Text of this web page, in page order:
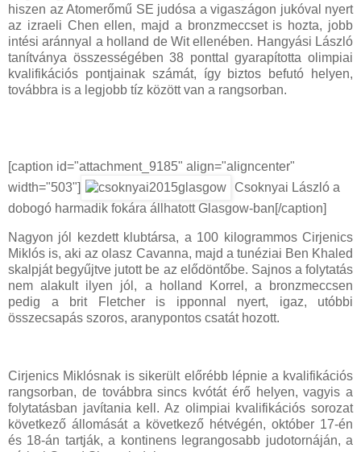
hiszen az Atomerőmű SE judósa a vigaszágon jukóval nyert
az izraeli Chen ellen, majd a bronzmeccset is hozta, jobb
intési aránnyal a holland de Wit ellenében. Hangyási László
tanítványa összességében 38 ponttal gyarapította olimpiai
kvalifikációs pontjainak számát, így biztos befutó helyen,
továbbra is a legjobb tíz között van a rangsorban.
[caption id="attachment_9185" align="aligncenter"
width="503"]
Csoknyai László a
dobogó harmadik fokára állhatott Glasgow-ban[/caption]
Nagyon jól kezdett klubtársa, a 100 kilogrammos Cirjenics
Miklós is, aki az olasz Cavanna, majd a tunéziai Ben Khaled
skalpját begyűjtve jutott be az elődöntőbe. Sajnos a folytatás
nem alakult ilyen jól, a holland Korrel, a bronzmeccsen
pedig a brit Fletcher is ipponnal nyert, igaz, utóbbi
összecsapás szoros, aranypontos csatát hozott.
Cirjenics Miklósnak is sikerült előrébb lépnie a kvalifikációs
rangsorban, de továbbra sincs kvótát érő helyen, vagyis a
folytatásban javítania kell. Az olimpiai kvalifikációs sorozat
következő állomását a következő hétvégén, október 17-én
és 18-án tartják, a kontinens legrangosabb judotornáján, a